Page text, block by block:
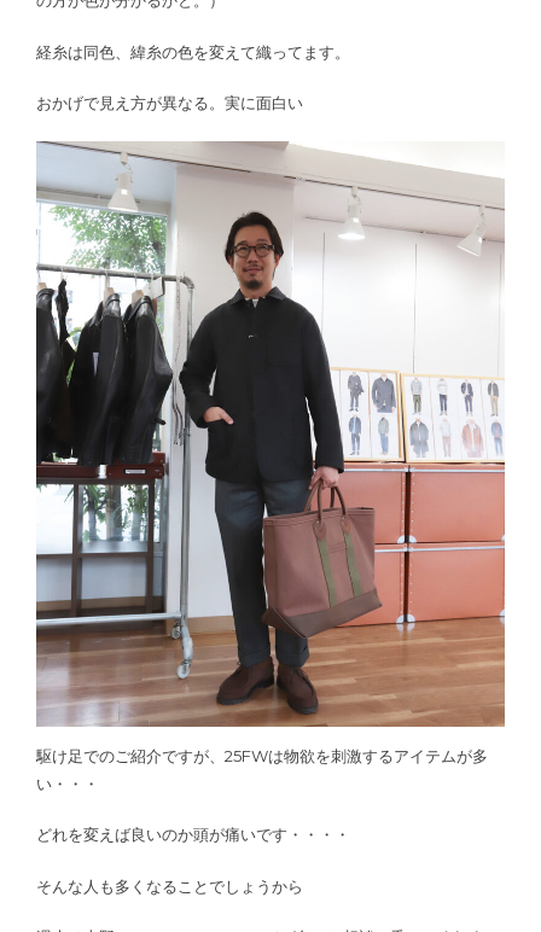
経糸は同色、緯糸の色を変えて織ってます。
おかげで見え方が異なる。実に面白い
駆け足でのご紹介ですが、25FWは物欲を刺激するアイテムが多
い・・・
どれを変えば良いのか頭が痛いです・・・・
そんな人も多くなることでしょうから